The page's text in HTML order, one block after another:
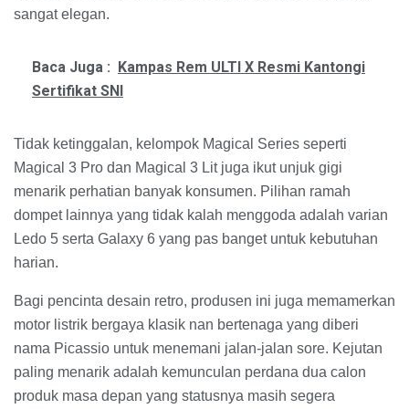
sangat elegan.
Baca Juga : Kampas Rem ULTI X Resmi Kantongi
Sertifikat SNI
Tidak ketinggalan, kelompok Magical Series seperti
Magical 3 Pro dan Magical 3 Lit juga ikut unjuk gigi
menarik perhatian banyak konsumen. Pilihan ramah
dompet lainnya yang tidak kalah menggoda adalah varian
Ledo 5 serta Galaxy 6 yang pas banget untuk kebutuhan
harian.
Bagi pencinta desain retro, produsen ini juga memamerkan
motor listrik bergaya klasik nan bertenaga yang diberi
nama Picassio untuk menemani jalan-jalan sore. Kejutan
paling menarik adalah kemunculan perdana dua calon
produk masa depan yang statusnya masih segera